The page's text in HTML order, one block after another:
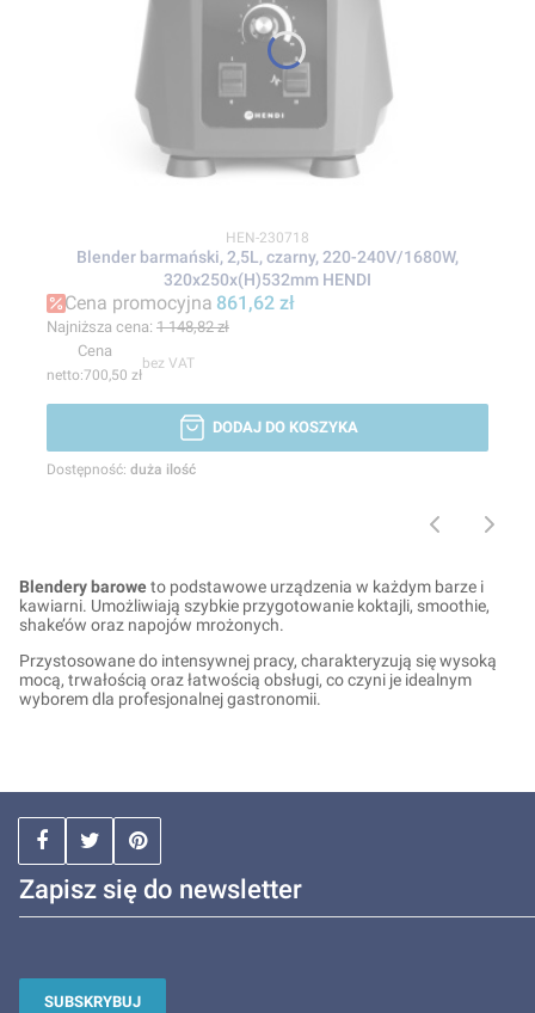
Kod produktu
HEN-230718
Blender barmański, 2,5L, czarny, 220-240V/1680W,
320x250x(H)532mm HENDI
Cena promocyjna 861,62 zł
Najniższa cena: 1 148,82 zł
Cena
700,50 zł
bez VAT
DODAJ DO KOSZYKA
Dostępność: duża ilość
Blendery baroweto podstawowe urządzenia w każdym barze i
kawiarni. Umożliwiają szybkie przygotowanie koktajli, smoothie,
shake’ów oraz napojów mrożonych.
Przystosowane do intensywnej pracy, charakteryzują się wysoką
mocą, trwałością oraz łatwością obsługi, co czyni je idealnym
wyborem dla profesjonalnej gastronomii.
Zapisz się do newsletter
SUBSKRYBUJ